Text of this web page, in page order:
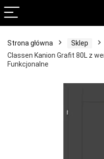
Strona główna Sklep
Classen Kanion Grafit 80L z
Funkcjonalne